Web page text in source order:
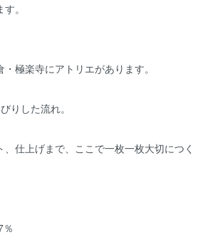
。
極楽寺にアトリエがあります。
りした流れ。
仕上げまで、ここで一枚一枚大切につく